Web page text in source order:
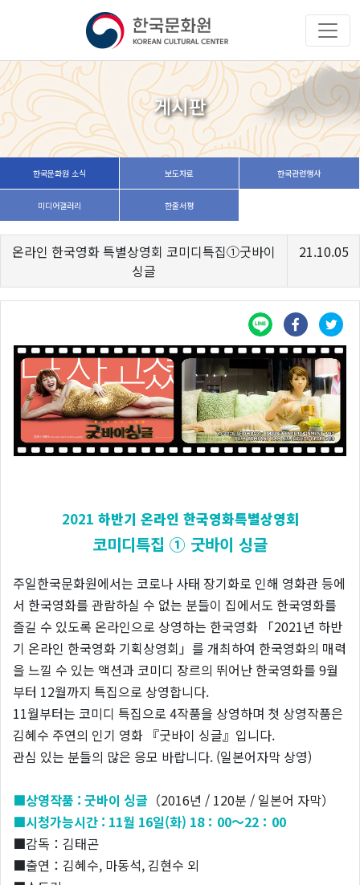
게시판
한국문화원 소식 보도자료 한국관련행사
미디어갤러리 한줄서평
온라인 한국영화 특별상영회 코미디특집①굿바이
싱글
21.10.05
2021 하반기 온라인 한국영화특별상영회
코미디특집 ① 굿바이 싱글
주일한국문화원에서는 코로나 사태 장기화로 인해 영화관 등에
서 한국영화를 관람하실 수 없는 분들이 집에서도 한국영화를
즐길 수 있도록 온라인으로 상영하는 한국영화 「2021년 하반
기 온라인 한국영화 기획상영회」를 개최하여 한국영화의 매력
을 느낄 수 있는 액션과 코미디 장르의 뛰어난 한국영화를 9월
부터 12월까지 특집으로 상영합니다.
11월부터는 코미디 특집으로 4작품을 상영하며 첫 상영작품은
김혜수 주연의 인기 영화 『굿바이 싱글』입니다.
관심 있는 분들의 많은 응모 바랍니다. (일본어자막 상영)
■상영작품 : 굿바이 싱글 （2016년 / 120분 / 일본어 자막）
■시청가능시간 : 11월 16일(화) 18：00～22：00
■감독：김태곤
■출연：김혜수, 마동석, 김현수 외